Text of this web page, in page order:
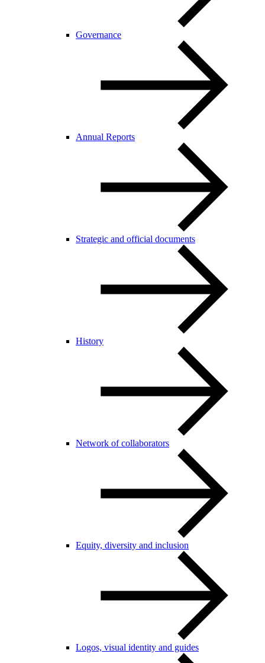
Governance
Annual Reports
Strategic and official documents
History
Network of collaborators
Equity, diversity and inclusion
Logos, visual identity and guides